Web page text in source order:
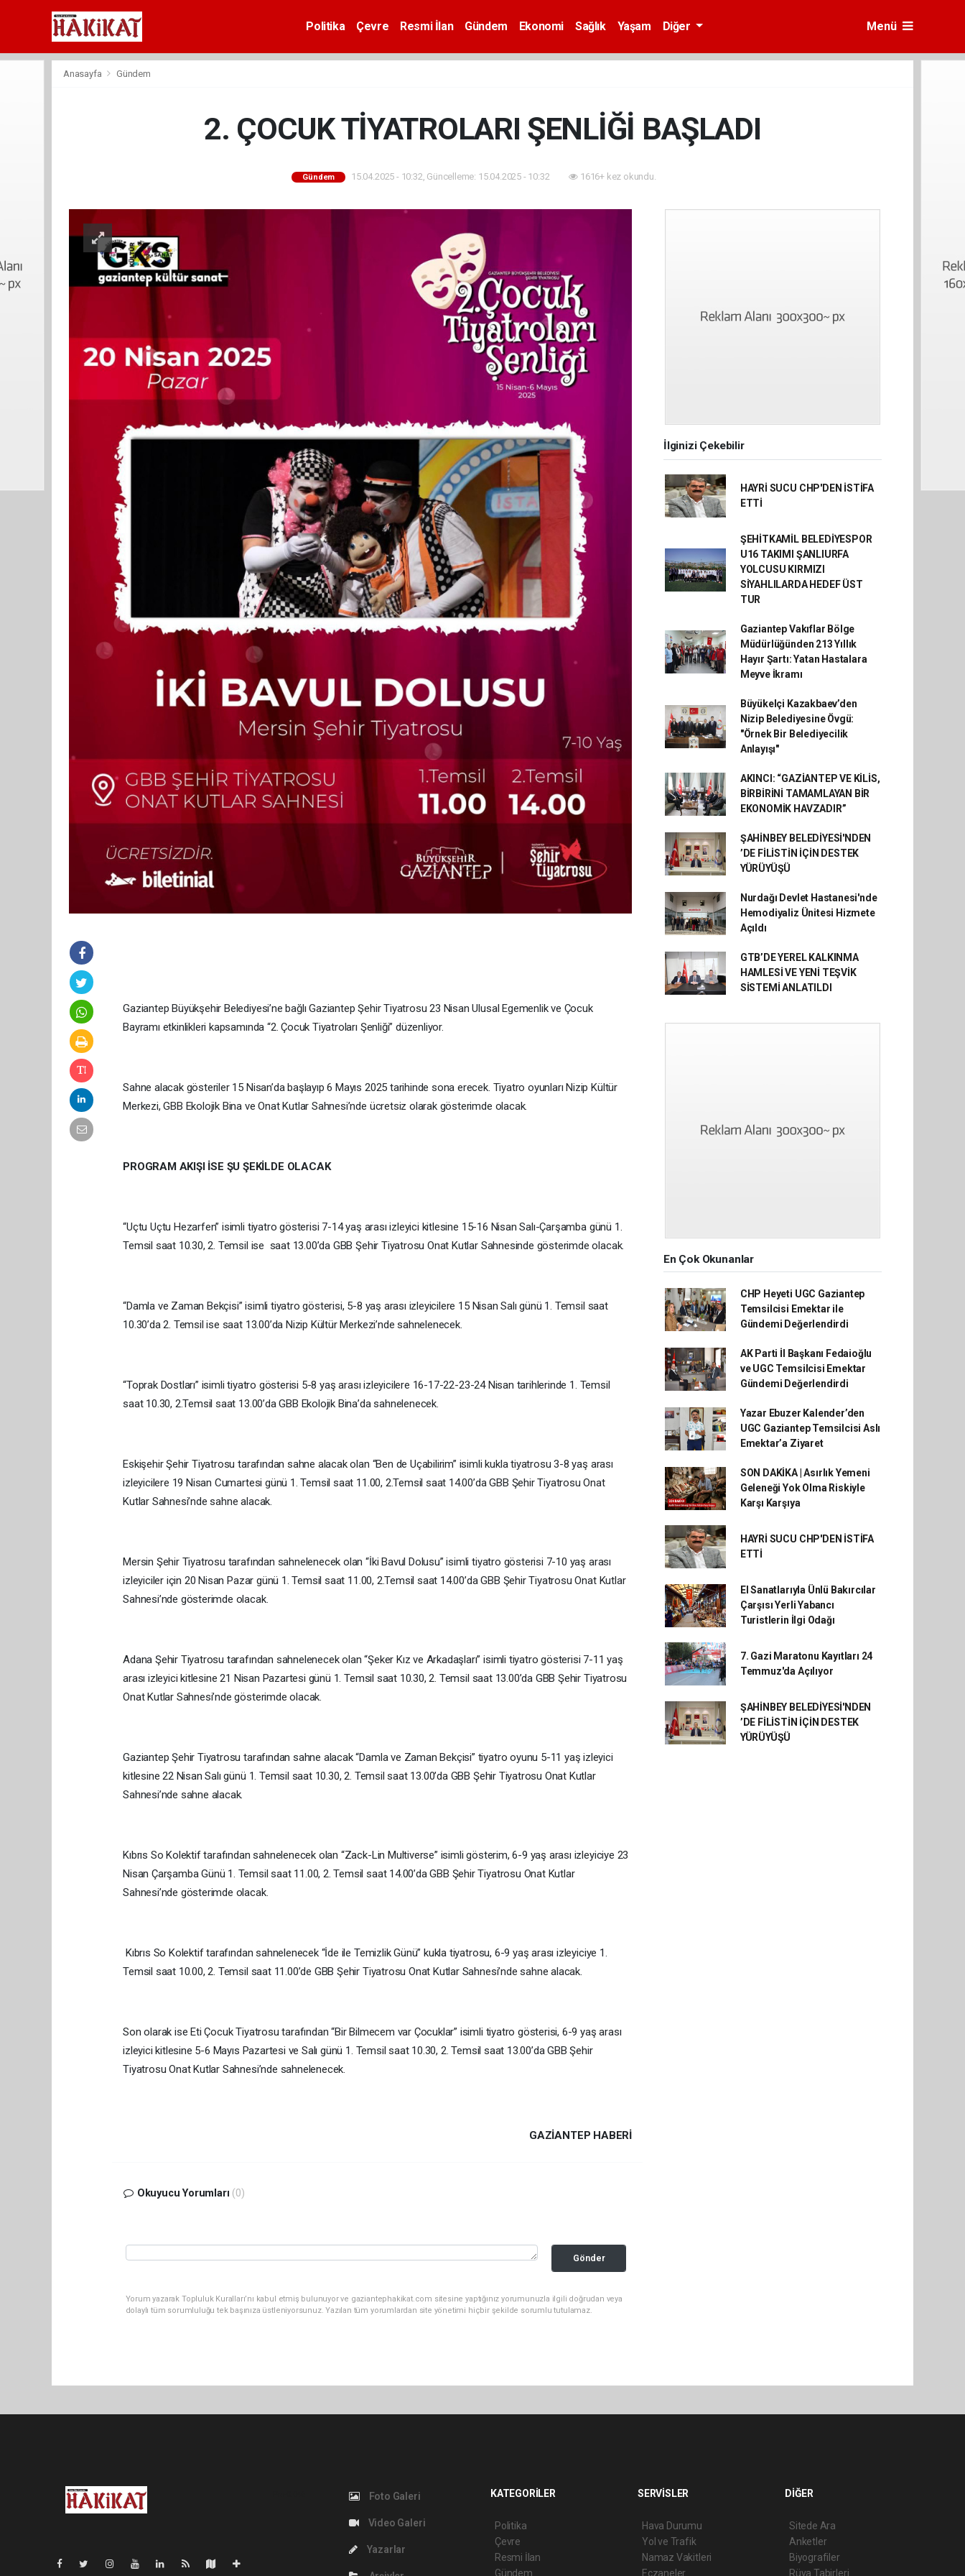
Politika Çevre Resmi İlan Gündem Ekonomi Sağlık Yaşam Diğer Menü
Anasayfa Gündem
2. ÇOCUK TİYATROLARI ŞENLİĞİ BAŞLADI
Gündem 15.04.2025 - 10:32, Güncelleme: 15.04.2025 - 10:32 1616+ kez okundu.
Gaziantep Büyükşehir Belediyesi’ne bağlı Gaziantep Şehir Tiyatrosu 23 Nisan Ulusal Egemenlik ve Çocuk
Bayramı etkinlikleri kapsamında “2. Çocuk Tiyatroları Şenliği” düzenliyor.
Sahne alacak gösteriler 15 Nisan’da başlayıp 6 Mayıs 2025 tarihinde sona erecek. Tiyatro oyunları Nizip Kültür
Merkezi, GBB Ekolojik Bina ve Onat Kutlar Sahnesi’nde ücretsiz olarak gösterimde olacak.
PROGRAM AKIŞI İSE ŞU ŞEKİLDE OLACAK
“Uçtu Uçtu Hezarfen” isimli tiyatro gösterisi 7-14 yaş arası izleyici kitlesine 15-16 Nisan Salı-Çarşamba günü 1.
Temsil saat 10.30, 2. Temsil ise saat 13.00’da GBB Şehir Tiyatrosu Onat Kutlar Sahnesinde gösterimde olacak.
“Damla ve Zaman Bekçisi” isimli tiyatro gösterisi, 5-8 yaş arası izleyicilere 15 Nisan Salı günü 1. Temsil saat
10.30’da 2. Temsil ise saat 13.00’da Nizip Kültür Merkezi’nde sahnelenecek.
“Toprak Dostları” isimli tiyatro gösterisi 5-8 yaş arası izleyicilere 16-17-22-23-24 Nisan tarihlerinde 1. Temsil
saat 10.30, 2.Temsil saat 13.00’da GBB Ekolojik Bina’da sahnelenecek.
Eskişehir Şehir Tiyatrosu tarafından sahne alacak olan “Ben de Uçabilirim” isimli kukla tiyatrosu 3-8 yaş arası
izleyicilere 19 Nisan Cumartesi günü 1. Temsil saat 11.00, 2.Temsil saat 14.00’da GBB Şehir Tiyatrosu Onat
Kutlar Sahnesi’nde sahne alacak.
Mersin Şehir Tiyatrosu tarafından sahnelenecek olan “İki Bavul Dolusu” isimli tiyatro gösterisi 7-10 yaş arası
izleyiciler için 20 Nisan Pazar günü 1. Temsil saat 11.00, 2.Temsil saat 14.00’da GBB Şehir Tiyatrosu Onat Kutlar
Sahnesi’nde gösterimde olacak.
Adana Şehir Tiyatrosu tarafından sahnelenecek olan “Şeker Kız ve Arkadaşları” isimli tiyatro gösterisi 7-11 yaş
arası izleyici kitlesine 21 Nisan Pazartesi günü 1. Temsil saat 10.30, 2. Temsil saat 13.00’da GBB Şehir Tiyatrosu
Onat Kutlar Sahnesi’nde gösterimde olacak.
Gaziantep Şehir Tiyatrosu tarafından sahne alacak “Damla ve Zaman Bekçisi” tiyatro oyunu 5-11 yaş izleyici
kitlesine 22 Nisan Salı günü 1. Temsil saat 10.30, 2. Temsil saat 13.00’da GBB Şehir Tiyatrosu Onat Kutlar
Sahnesi’nde sahne alacak.
Kıbrıs So Kolektif tarafından sahnelenecek olan “Zack-Lin Multiverse” isimli gösterim, 6-9 yaş arası izleyiciye 23
Nisan Çarşamba Günü 1. Temsil saat 11.00, 2. Temsil saat 14.00’da GBB Şehir Tiyatrosu Onat Kutlar
Sahnesi’nde gösterimde olacak.
Kıbrıs So Kolektif tarafından sahnelenecek “İde ile Temizlik Günü” kukla tiyatrosu, 6-9 yaş arası izleyiciye 1.
Temsil saat 10.00, 2. Temsil saat 11.00’de GBB Şehir Tiyatrosu Onat Kutlar Sahnesi’nde sahne alacak.
Son olarak ise Eti Çocuk Tiyatrosu tarafından “Bir Bilmecem var Çocuklar” isimli tiyatro gösterisi, 6-9 yaş arası
izleyici kitlesine 5-6 Mayıs Pazartesi ve Salı günü 1. Temsil saat 10.30, 2. Temsil saat 13.00’da GBB Şehir
Tiyatrosu Onat Kutlar Sahnesi’nde sahnelenecek.
GAZIANTEP HABERİ
Okuyucu Yorumları (0)
Gönder
Yorum yazarak Topluluk Kuralları’nı kabul etmiş bulunuyor ve gaziantephakikat.com sitesine yaptığınız yorumunuzla ilgili doğrudan veya
dolaylı tüm sorumluluğu tek başınıza üstleniyorsunuz. Yazılan tüm yorumlardan site yönetimi hiçbir şekilde sorumlu tutulamaz.
İlginizi Çekebilir
HAYRİ SUCU CHP'DEN İSTİFA
ETTİ
ŞEHİTKAMİL BELEDİYESPOR
U16 TAKIMI ŞANLIURFA
YOLCUSU KIRMIZI
SİYAHLILARDA HEDEF ÜST
TUR
Gaziantep Vakıflar Bölge
Müdürlüğünden 213 Yıllık
Hayır Şartı: Yatan Hastalara
Meyve İkramı
Büyükelçi Kazakbaev’den
Nizip Belediyesine Övgü:
"Örnek Bir Belediyecilik
Anlayışı"
AKINCI: “GAZİANTEP VE KİLİS,
BİRBİRİNİ TAMAMLAYAN BİR
EKONOMİK HAVZADIR”
ŞAHİNBEY BELEDİYESİ'NDEN
’DE FİLİSTİN İÇİN DESTEK
YÜRÜYÜŞÜ
Nurdağı Devlet Hastanesi'nde
Hemodiyaliz Ünitesi Hizmete
Açıldı
GTB’DE YEREL KALKINMA
HAMLESİ VE YENİ TEŞVİK
SİSTEMİ ANLATILDI
En Çok Okunanlar
CHP Heyeti UGC Gaziantep
Temsilcisi Emektar ile
Gündemi Değerlendirdi
AK Parti İl Başkanı Fedaioğlu
ve UGC Temsilcisi Emektar
Gündemi Değerlendirdi
Yazar Ebuzer Kalender’den
UGC Gaziantep Temsilcisi Aslı
Emektar’a Ziyaret
SON DAKİKA | Asırlık Yemeni
Geleneği Yok Olma Riskiyle
Karşı Karşıya
HAYRİ SUCU CHP'DEN İSTİFA
ETTİ
El Sanatlarıyla Ünlü Bakırcılar
Çarşısı Yerli Yabancı
Turistlerin İlgi Odağı
7. Gazi Maratonu Kayıtları 24
Temmuz'da Açılıyor
ŞAHİNBEY BELEDİYESİ'NDEN
’DE FİLİSTİN İÇİN DESTEK
YÜRÜYÜŞÜ
Foto Galeri
Video Galeri
Yazarlar
KATEGORİLER
Politika
Çevre
Resmi İlan
Gündem
SERVİSLER
Hava Durumu
Yol ve Trafik
Namaz Vakitleri
Eczaneler
DİĞER
Sitede Ara
Anketler
Biyografiler
Rüya Tabirleri